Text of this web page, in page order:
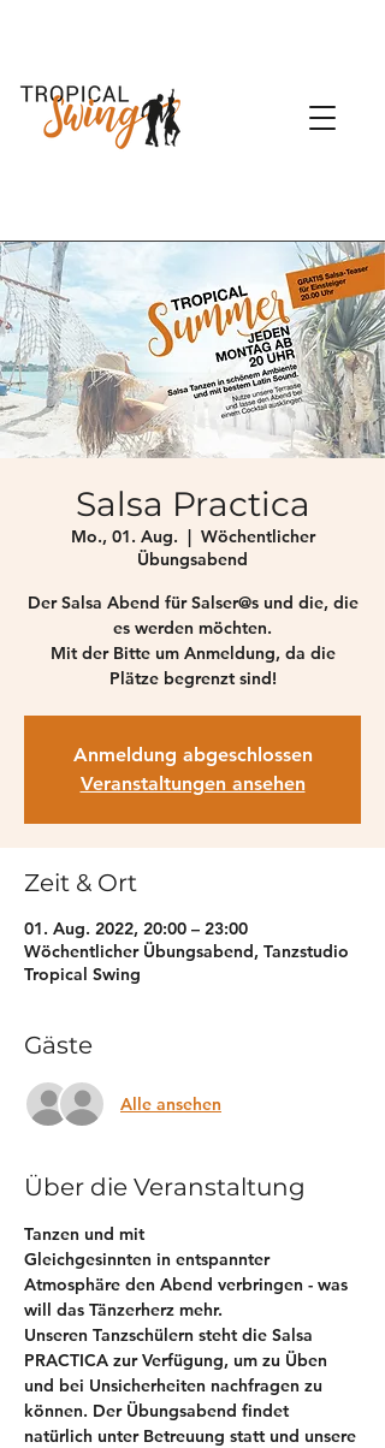
Salsa Practica
Mo., 01. Aug.
  |
Wöchentlicher
Übungsabend
Der Salsa Abend für Salser@s und die, die
es werden möchten.
Mit der Bitte um Anmeldung, da die
Plätze begrenzt sind!
Anmeldung abgeschlossen
Veranstaltungen ansehen
Zeit & Ort
01. Aug. 2022, 20:00 – 23:00
Wöchentlicher Übungsabend, Tanzstudio
Tropical Swing
Gäste
Alle ansehen
Über die Veranstaltung
Tanzen und mit
Gleichgesinnten in entspannter
Atmosphäre den Abend verbringen - was
will das Tänzerherz mehr.
Unseren Tanzschülern steht die Salsa
PRACTICA zur Verfügung, um zu Üben
und bei Unsicherheiten nachfragen zu
können. Der Übungsabend findet
natürlich unter Betreuung statt und unsere